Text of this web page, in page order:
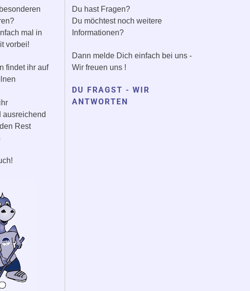
mal in
vorbei!
findet ihr auf
ausreichend
Rest
Du hast Fragen?
Du möchtest noch weitere
Informationen?
Dann melde Dich einfach bei uns -
Wir freuen uns !
DU FRAGST - WIR
ANTWORTEN